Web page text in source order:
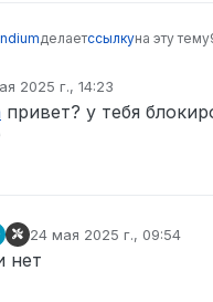
делаетссылкуна эту тему
2025 г., 14:23
привет? у тебя
24 мая 2025 г., 09:54
отредактировано
нет